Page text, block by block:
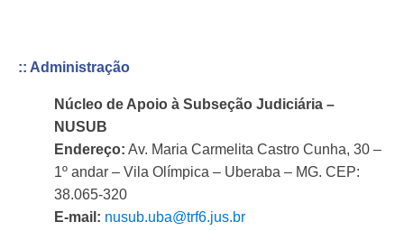
:: Administração
Núcleo de Apoio à Subseção Judiciária –
NUSUB
Endereço: Av. Maria Carmelita Castro Cunha, 30 –
1º andar – Vila Olímpica – Uberaba – MG. CEP:
38.065-320
E-mail: nusub.uba@trf6.jus.br